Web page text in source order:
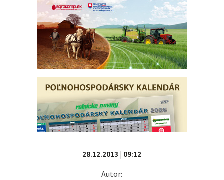
28.12.2013 | 09:12
Autor: